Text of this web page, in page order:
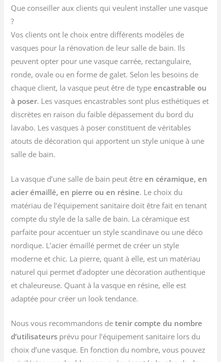
Que conseiller aux clients qui veulent installer une vasque
?
Vos clients ont le choix entre différents modèles de
vasques pour la rénovation de leur salle de bain. Ils
peuvent opter pour une vasque carrée, rectangulaire,
ronde, ovale ou en forme de galet. Selon les besoins de
chaque client, la vasque peut être de type encastrable ou
à poser. Les vasques encastrables sont plus esthétiques et
discrètes en raison du faible dépassement du bord du
lavabo. Les vasques à poser constituent de véritables
atouts de décoration qui apportent un style unique à une
salle de bain.
La vasque d’une salle de bain peut êtreen céramique, en
acier émaillé, en pierre ou en résine. Le choix du
matériau de l’équipement sanitaire doit être fait en tenant
compte du style de la salle de bain. La céramique est
parfaite pour accentuer un style scandinave ou une déco
nordique. L’acier émaillé permet de créer un style
moderne et chic. La pierre, quant à elle, est un matériau
naturel qui permet d’adopter une décoration authentique
et chaleureuse. Quant à la vasque en résine, elle est
adaptée pour créer un look tendance.
Nous vous recommandons detenir compte du nombre
d’utilisateurs prévu pour l’équipement sanitaire lors du
choix d’une vasque. En fonction du nombre, vous pouvez